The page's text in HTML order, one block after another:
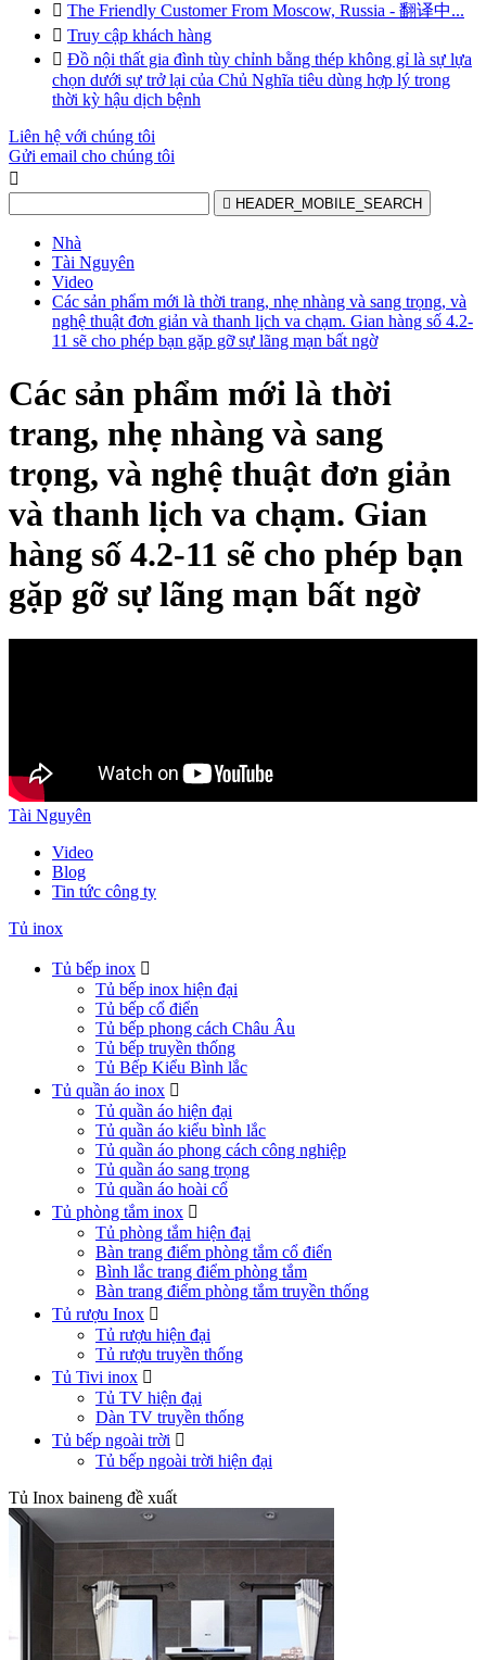
 The Friendly Customer From Moscow, Russia - 翻译中...
 Truy cập khách hàng
 Đồ nội thất gia đình tùy chỉnh bằng thép không gỉ là sự lựa
chọn dưới sự trở lại của Chủ Nghĩa tiêu dùng hợp lý trong
thời kỳ hậu dịch bệnh
Liên hệ với chúng tôi
Gửi email cho chúng tôi

 HEADER_MOBILE_SEARCH
Nhà
Tài Nguyên
Video
Các sản phẩm mới là thời trang, nhẹ nhàng và sang trọng, và
nghệ thuật đơn giản và thanh lịch va chạm. Gian hàng số 4.2-
11 sẽ cho phép bạn gặp gỡ sự lãng mạn bất ngờ
Các sản phẩm mới là thời
trang, nhẹ nhàng và sang
trọng, và nghệ thuật đơn giản
và thanh lịch va chạm. Gian
hàng số 4.2-11 sẽ cho phép bạn
gặp gỡ sự lãng mạn bất ngờ
Tài Nguyên
Video
Blog
Tin tức công ty
Tủ inox
Tủ bếp inox 
Tủ bếp inox hiện đại
Tủ bếp cổ điển
Tủ bếp phong cách Châu Âu
Tủ bếp truyền thống
Tủ Bếp Kiểu Bình lắc
Tủ quần áo inox 
Tủ quần áo hiện đại
Tủ quần áo kiểu bình lắc
Tủ quần áo phong cách công nghiệp
Tủ quần áo sang trọng
Tủ quần áo hoài cổ
Tủ phòng tắm inox 
Tủ phòng tắm hiện đại
Bàn trang điểm phòng tắm cổ điển
Bình lắc trang điểm phòng tắm
Bàn trang điểm phòng tắm truyền thống
Tủ rượu Inox 
Tủ rượu hiện đại
Tủ rượu truyền thống
Tủ Tivi inox 
Tủ TV hiện đại
Dàn TV truyền thống
Tủ bếp ngoài trời 
Tủ bếp ngoài trời hiện đại
Tủ Inox baineng đề xuất